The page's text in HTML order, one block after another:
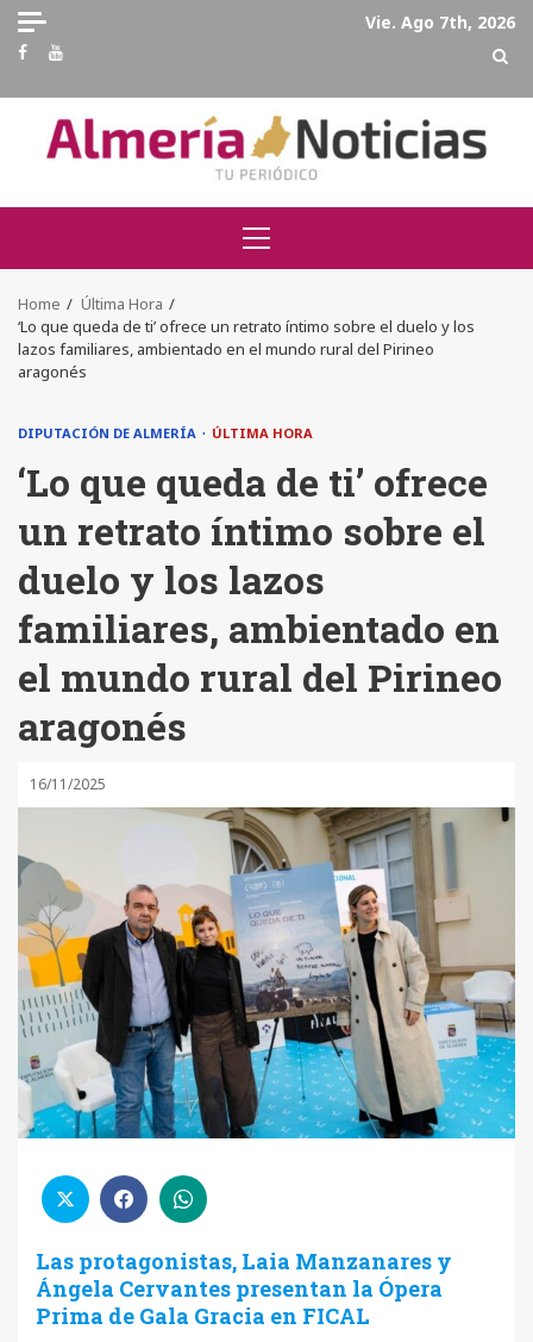
Skip
content
Vie. Ago 7th, 2026
Facebook
Youtube
Primary
Menu
Home
Última Hora
‘Lo que queda de ti’ ofrece un retrato íntimo sobre el duelo y los
lazos familiares, ambientado en el mundo rural del Pirineo
aragonés
DIPUTACIÓN DE ALMERÍA ÚLTIMA HORA
‘Lo que queda de ti’ ofrece
un retrato íntimo sobre el
duelo y los lazos
familiares, ambientado en
el mundo rural del Pirineo
aragonés
16/11/2025
Las protagonistas, Laia Manzanares y
Ángela Cervantes presentan la Ópera
Prima de Gala Gracia en FICAL